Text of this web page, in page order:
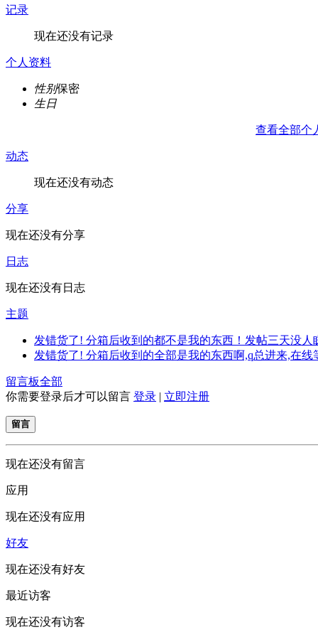
记录
现在还没有记录
个人资料
性别保密
生日
查看全部个
动态
现在还没有动态
分享
现在还没有分享
日志
现在还没有日志
主题
发错货了! 分箱后收到的都不是我的东西！发帖三天没人
发错货了! 分箱后收到的全部是我的东西啊,q总进来,在线
留言板全部
你需要登录后才可以留言 登录 | 立即注册
留言
现在还没有留言
应用
现在还没有应用
好友
现在还没有好友
最近访客
现在还没有访客